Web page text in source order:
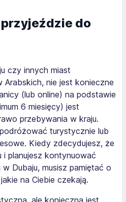
do
czy innych miast
Arabskich, nie jest konieczne
(lub online) na podstawie
6 miesięcy) jest
przebywania w kraju.
turystycznie lub
Kiedy zdecydujesz, że
planujesz kontynuować
Dubaju, musisz pamiętać o
na Ciebie czekają.
ale konieczna jest